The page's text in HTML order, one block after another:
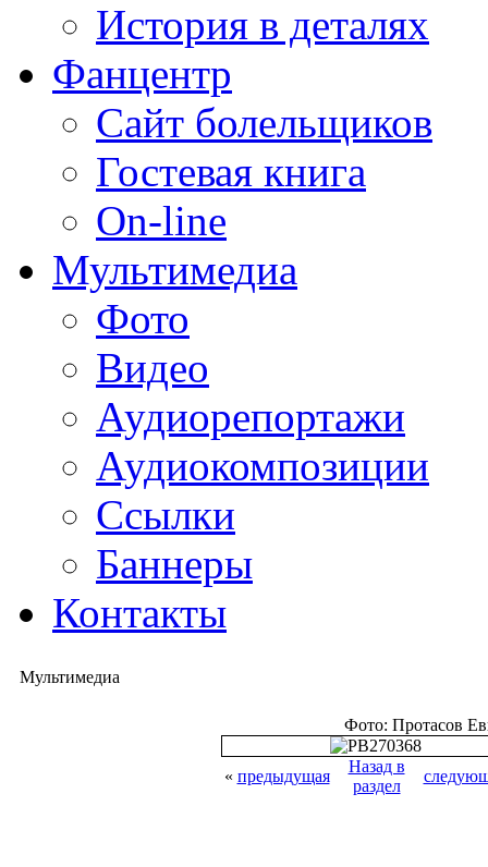
История в деталях
Фанцентр
Сайт болельщиков
Гостевая книга
On-line
Мультимедиа
Фото
Видео
Аудиорепортажи
Аудиокомпозиции
Ссылки
Баннеры
Контакты
Мультимедиа
Фото: Протасов
« предыдущая
Назад в
раздел